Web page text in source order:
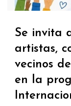
Se invita
artistas,
vecinos
en la